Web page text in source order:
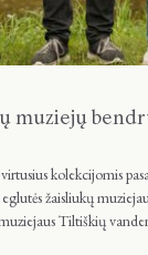
muziejų
kolekcijomis
žaisliukų
Tiltiškių